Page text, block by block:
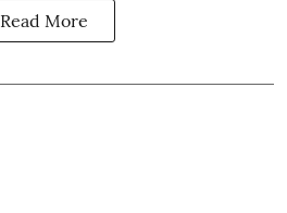
Read More